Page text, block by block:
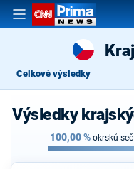
Celkové výsledky
Výsledky
100,00% okrsků